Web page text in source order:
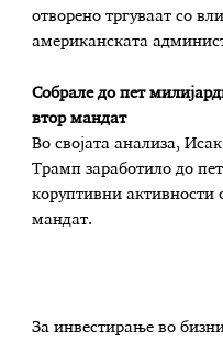
отворено тргуваат со
американската
Собрале до пет
втор мандат
Во својата анализа,
Трамп заработило до
коруптивни активности
мандат.
За инвестирање во